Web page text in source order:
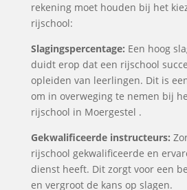
rekening moet houden bij het
rijschool:
Slagingspercentage: Een hoog
duidt erop dat een rijschool
opleiden van leerlingen. Dit is
om in overweging te nemen bij
rijschool in Moergestel .
Gekwalificeerde instructeurs:
rijschool gekwalificeerde en
dienst heeft. Dit zorgt voor een
en vergroot de kans op slagen.